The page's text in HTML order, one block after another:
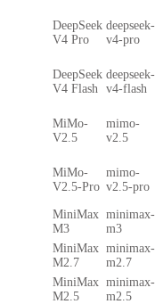
DeepSeek
V4 Pro
deepseek-
v4-pro
DeepSeek
V4 Flash
deepseek-
v4-flash
MiMo-
V2.5
mimo-
v2.5
MiMo-
V2.5-Pro
mimo-
v2.5-pro
MiniMax
M3
minimax-
m3
MiniMax
M2.7
minimax-
m2.7
MiniMax
M2.5
minimax-
m2.5